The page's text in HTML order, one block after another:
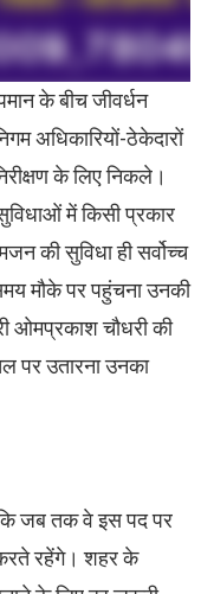
के बीच जीवर्धन
अधिकारियों-ठेकेदारों
के लिए निकले।
में किसी प्रकार
की सुविधा ही सर्वोच्च
मौके पर पहुंचना उनकी
ओमप्रकाश चौधरी की
पर उतारना उनका
कि जब तक वे इस पद पर
करते रहेंगे। शहर के